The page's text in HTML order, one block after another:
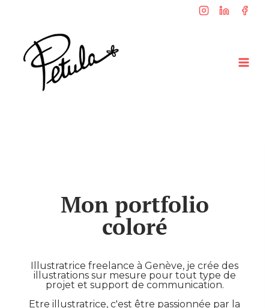
Mon portfolio
coloré
Illustratrice freelance à Genève, je crée des
illustrations sur mesure pour tout type de
projet et support de communication.
Etre illustratrice, c'est être passionnée par la